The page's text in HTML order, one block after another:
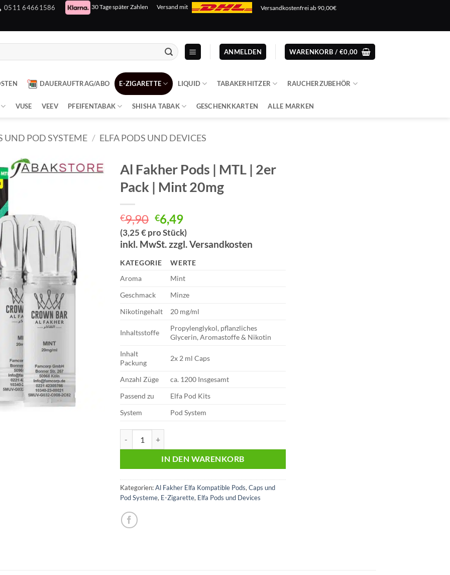
0511 64661586 30 Tage später Zahlen Versand mit Versandkostenfrei ab 90,00€
ANMELDEN WARENKORB / €0,00
DAUERAUFTRAG/ABO E-ZIGARETTE LIQUID TABAKERHITZER RAUCHERZUBEHÖR
VUSE VEEV PFEIFENTABAK SHISHA TABAK GESCHENKKARTEN ALLE MARKEN
UND POD SYSTEME / ELFA PODS UND DEVICES
Al Fakher Pods | MTL | 2er
Pack | Mint 20mg
€9,90 Ursprünglicher
Preis
war:
€6,49Aktueller
Preis
ist:
(3,25 € pro Stück)
inkl. MwSt. zzgl. Versandkosten
KATEGORIE
WERTE
Aroma
Mint
Geschmack
Minze
Nikotingehalt
20 mg/ml
Inhaltsstoffe
Propylenglykol, pflanzliches
Glycerin, Aromastoffe & Nikotin
Inhalt
Packung
2x 2 ml Caps
Anzahl Züge
ca. 1200 Insgesamt
Passend zu
Elfa Pod Kits
System
Pod System
IN DEN WARENKORB
Kategorien:Al Fakher Elfa Kompatible Pods, Caps und
Pod Systeme, E-Zigarette, Elfa Pods und Devices